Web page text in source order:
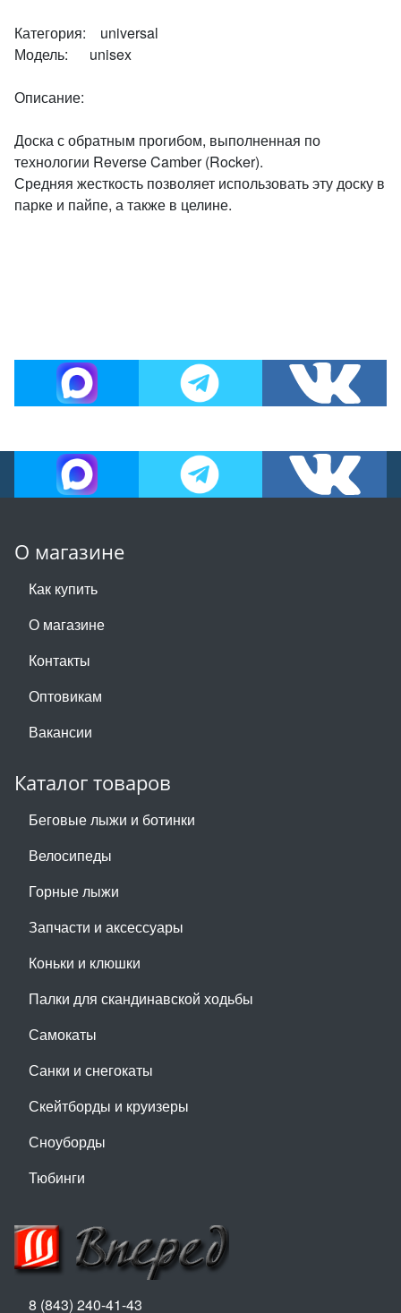
Категория: universal
Модель: unisex
Описание:
Доска с обратным прогибом, выполненная по
технологии Reverse Camber (Rocker).
Средняя жесткость позволяет использовать эту доску в
парке и пайпе, а также в целине.
О магазине
Как купить
О магазине
Контакты
Оптовикам
Вакансии
Каталог товаров
Беговые лыжи и ботинки
Велосипеды
Горные лыжи
Запчасти и аксессуары
Коньки и клюшки
Палки для скандинавской ходьбы
Самокаты
Санки и снегокаты
Скейтборды и круизеры
Сноуборды
Тюбинги
8 (843) 240-41-43